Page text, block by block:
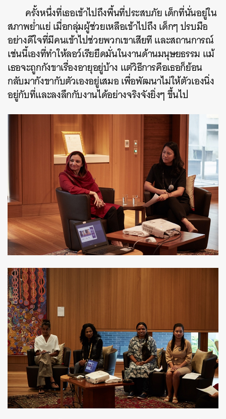
ครั้งหนึ่งที่เธอเข้าไปถึงพื้นที่ประสบภัย เด็กที่นั่นอยู่ใน
สภาพย่ำแย่ เมื่อกลุ่มผู้ช่วยเหลือเข้าไปถึง เด็กๆ ปรบมือ
อย่างดีใจที่มีคนเข้าไปช่วยพวกเขาเสียที และสถานการณ์
เช่นนี้เองที่ทำให้ลอว์เรียยึดมั่นในงานด้านมนุษยธรรม แม้
เธอจะถูกกังขาเรื่องอายุอยู่บ้าง แต่วิธีการคือเธอก็ย้อน
กลับมากังขากับตัวเองอยู่เสมอ เพื่อพัฒนาไม่ให้ตัวเองนิ่ง
อยู่กับที่และลงลึกกับงานได้อย่างจริงจังยิ่งๆ ขึ้นไป